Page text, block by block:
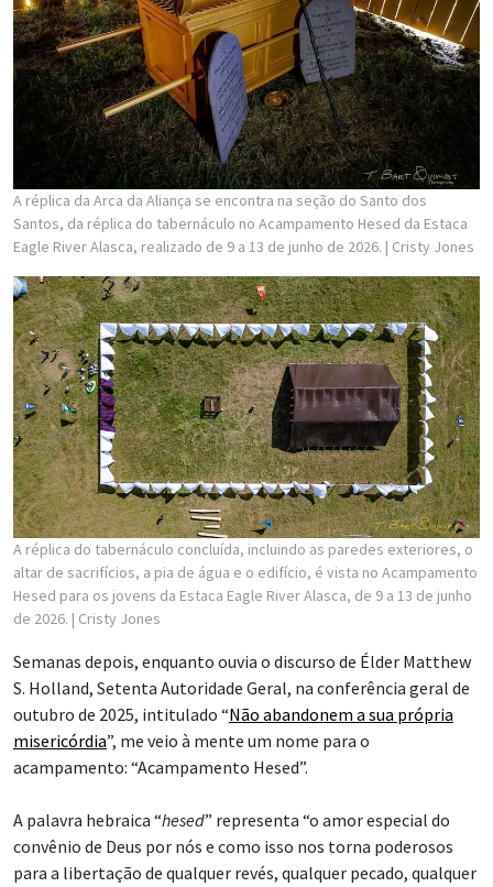
A réplica da Arca da Aliança se encontra na seção do Santo dos
Santos, da réplica do tabernáculo no Acampamento Hesed da Estaca
Eagle River Alasca, realizado de 9 a 13 de junho de 2026. | Cristy Jones
A réplica do tabernáculo concluída, incluindo as paredes exteriores, o
altar de sacrifícios, a pia de água e o edifício, é vista no Acampamento
Hesed para os jovens da Estaca Eagle River Alasca, de 9 a 13 de junho
de 2026. | Cristy Jones
Semanas depois, enquanto ouvia o discurso de Élder Matthew
S. Holland, Setenta Autoridade Geral, na conferência geral de
outubro de 2025, intitulado “Não abandonem a sua própria
misericórdia”, me veio à mente um nome para o
acampamento: “Acampamento Hesed”.
A palavra hebraica “hesed” representa “o amor especial do
convênio de Deus por nós e como isso nos torna poderosos
para a libertação de qualquer revés, qualquer pecado, qualquer